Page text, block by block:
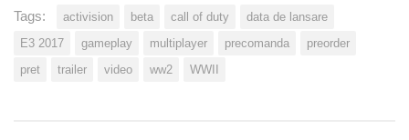
Tags: activision beta call of duty
data de lansare
E3 2017
gameplay multiplayer precomanda
preorder
pret
trailer video ww2 WWII